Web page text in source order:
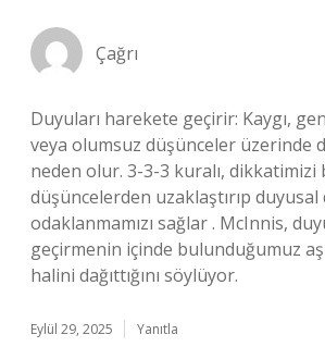
Çağrı
Duyuları harekete geçirir: Kaygı,
veya olumsuz düşünceler üzerinde
neden olur. 3-3-3 kuralı, dikkatimizi
düşüncelerden uzaklaştırıp
odaklanmamızı sağlar . McInnis,
geçirmenin içinde bulunduğumuz
halini dağıttığını söylüyor.
Eylül 29, 2025 Yanıtla